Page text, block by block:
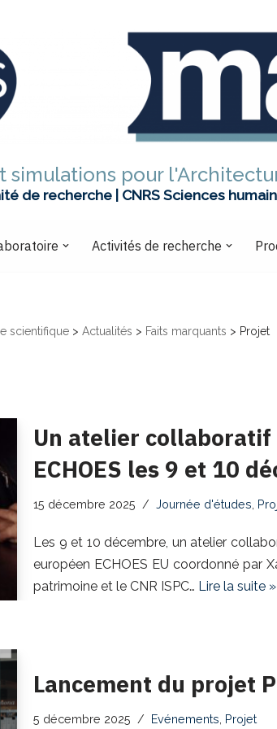
simulations pour
de recherche | CNRS Sciences
Activités de recherche
scientifique > Actualités > Faits marquants > Projet
Un atelier collaboratif
ECHOES les 9 et 10
15 décembre 2025 Journée d'études
Les 9 et 10 décembre, un atelier
européen ECHOES EU coordonné par
patrimoine et le CNR ISPC… Lire la suite »
Lancement du projet
5 décembre 2025 Evénements, Projet